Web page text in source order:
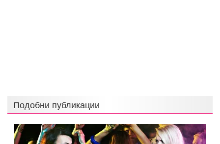
Подобни публикации